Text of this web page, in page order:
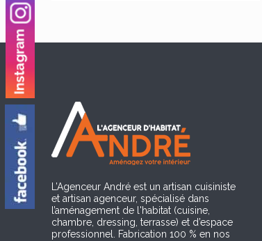
L’Agenceur André est un artisan cuisiniste
et artisan agenceur, spécialisé dans
l’aménagement de l'habitat (cuisine,
chambre, dressing, terrasse) et d’espace
professionnel. Fabrication 100 % en nos